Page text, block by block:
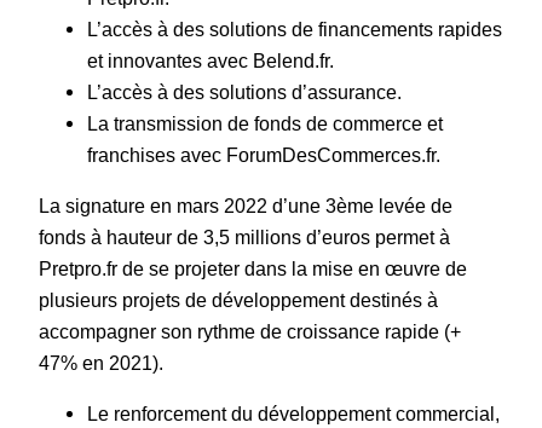
L’accès à des solutions de financements rapides
et innovantes avec Belend.fr.
L’accès à des solutions d’assurance.
La transmission de fonds de commerce et
franchises avec ForumDesCommerces.fr.
La signature en mars 2022 d’une 3ème levée de
fonds à hauteur de 3,5 millions d’euros permet à
Pretpro.fr de se projeter dans la mise en œuvre de
plusieurs projets de développement destinés à
accompagner son rythme de croissance rapide (+
47% en 2021).
Le renforcement du développement commercial,